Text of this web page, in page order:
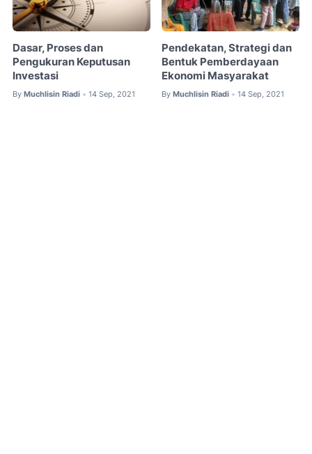
Dasar, Proses dan
Pengukuran Keputusan
Investasi
By Muchlisin Riadi • 14 Sep, 2021
Pendekatan, Strategi dan
Bentuk Pemberdayaan
Ekonomi Masyarakat
By Muchlisin Riadi • 14 Sep, 2021